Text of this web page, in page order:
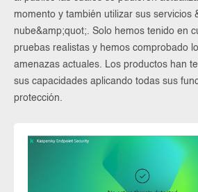
momento y también utilizar sus servicios
nube&amp;quot;. Solo hemos tenido en
pruebas realistas y hemos comprobado
amenazas actuales. Los productos han
sus capacidades aplicando todas sus
protección.